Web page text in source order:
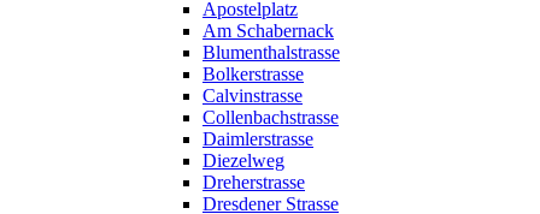
Apostelplatz
Am Schabernack
Blumenthalstrasse
Bolkerstrasse
Calvinstrasse
Collenbachstrasse
Daimlerstrasse
Diezelweg
Dreherstrasse
Dresdener Strasse